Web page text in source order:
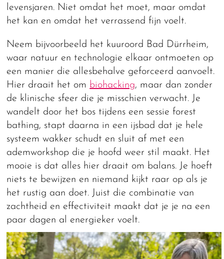
levensjaren. Niet omdat het moet, maar omdat
het kan en omdat het verrassend fijn voelt.
Neem bijvoorbeeld het kuuroord Bad Dürrheim,
waar natuur en technologie elkaar ontmoeten op
een manier die allesbehalve geforceerd aanvoelt.
Hier draait het om biohacking, maar dan zonder
de klinische sfeer die je misschien verwacht. Je
wandelt door het bos tijdens een sessie forest
bathing, stapt daarna in een ijsbad dat je hele
systeem wakker schudt en sluit af met een
ademworkshop die je hoofd weer stil maakt. Het
mooie is dat alles hier draait om balans. Je hoeft
niets te bewijzen en niemand kijkt raar op als je
het rustig aan doet. Juist die combinatie van
zachtheid en effectiviteit maakt dat je je na een
paar dagen al energieker voelt.